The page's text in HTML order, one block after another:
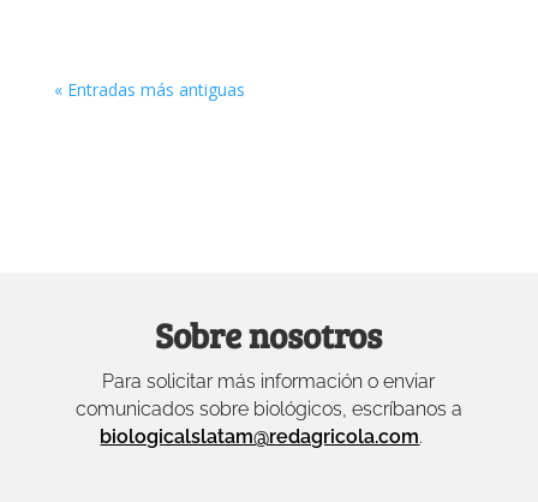
« Entradas más antiguas
Sobre nosotros
Para solicitar más información o enviar
comunicados sobre biológicos, escríbanos a
biologicalslatam@redagricola.com.